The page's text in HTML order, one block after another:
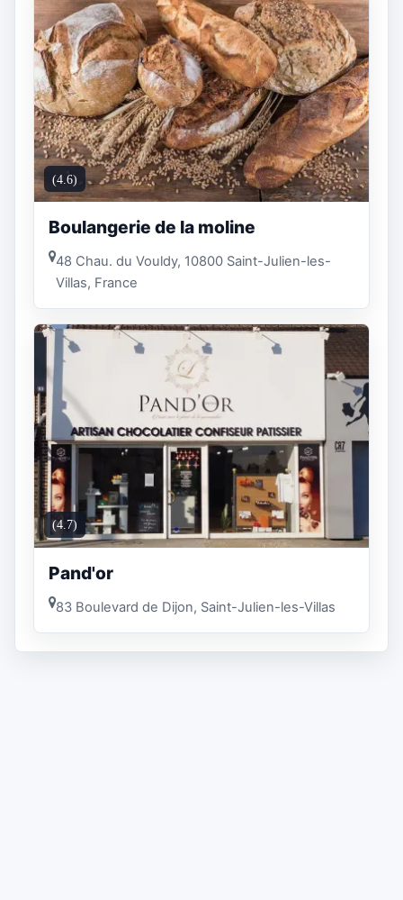
(4.6)
Boulangerie de la moline
48 Chau. du Vouldy, 10800 Saint-Julien-les-
Villas, France
(4.7)
Pand'or
83 Boulevard de Dijon, Saint-Julien-les-Villas